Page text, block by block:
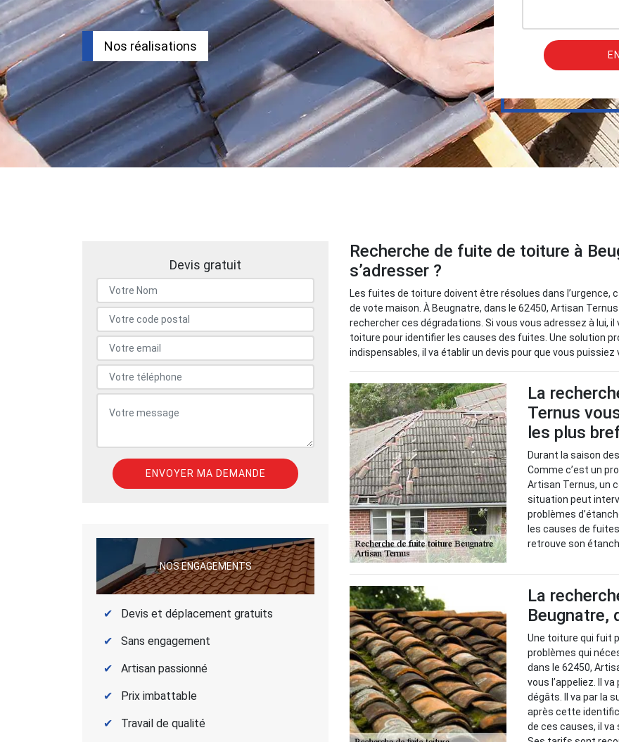
Nos réalisations
Devis gratuit
NOS ENGAGEMENTS
Devis et déplacement gratuits
Sans engagement
Artisan passionné
Prix imbattable
Travail de qualité
Recherche de fuite de toiture à
s’adresser ?
Les fuites de toiture doivent être résolues dans l’urgence,
de vote maison. À Beugnatre, dans le 62450, Artisan
rechercher ces dégradations. Si vous vous adressez à lui,
toiture pour identifier les causes des fuites. Une solution
indispensables, il va établir un devis pour que vous
La
Ternus
les plus
Durant la saison
Comme c’est un
Artisan Ternus, un
situation peut
problèmes
les causes de
retrouve son
La
Beugnatre,
Une toiture qui fuit
problèmes qui
dans le 62450,
vous l’appeliez. Il
dégâts. Il va par la
après cette
de ces causes, il